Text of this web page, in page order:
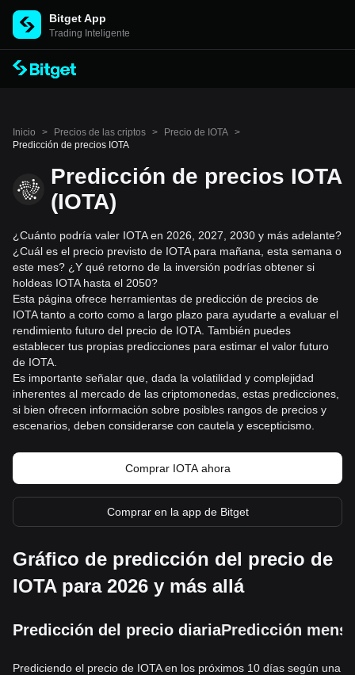
Bitget App
Trading Inteligente
Inicio > Precios de las criptos > Precio de IOTA >
Predicción de precios IOTA
Predicción de precios IOTA
(IOTA)
¿Cuánto podría valer IOTA en 2026, 2027, 2030 y más adelante?
¿Cuál es el precio previsto de IOTA para mañana, esta semana o
este mes? ¿Y qué retorno de la inversión podrías obtener si
holdeas IOTA hasta el 2050?
Esta página ofrece herramientas de predicción de precios de
IOTA tanto a corto como a largo plazo para ayudarte a evaluar el
rendimiento futuro del precio de IOTA. También puedes
establecer tus propias predicciones para estimar el valor futuro
de IOTA.
Es importante señalar que, dada la volatilidad y complejidad
inherentes al mercado de las criptomonedas, estas predicciones,
si bien ofrecen información sobre posibles rangos de precios y
escenarios, deben considerarse con cautela y escepticismo.
Comprar IOTA ahora
Comprar en la app de Bitget
Gráfico de predicción del precio de
IOTA para 2026 y más allá
Predicción del precio diariaPredicción
Prediciendo el precio de IOTA en los próximos 10 días según una